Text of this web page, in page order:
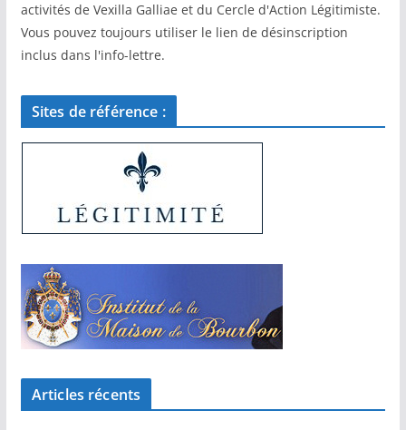
activités de Vexilla Galliae et du Cercle d'Action Légitimiste.
Vous pouvez toujours utiliser le lien de désinscription
inclus dans l'info-lettre.
Sites de référence :
Articles récents